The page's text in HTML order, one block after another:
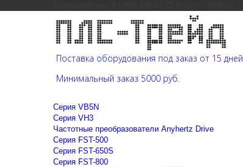
Поставка оборудования под заказ от 15 дней
Минимальный заказ 5000 руб.
Cерия VB5N
Cерия VH3
Частотные преобразователи Anyhertz Drive
Серия FST-500
Серия FST-650S
Серия FST-800